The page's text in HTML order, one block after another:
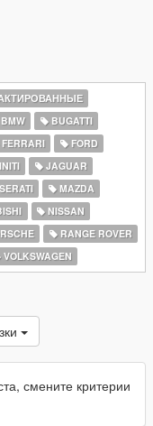
BUGATTI
FERRARI
FORD
JAGUAR
MAZDA
NISSAN
RANGE ROVER
VOLKSWAGEN
смените критерии